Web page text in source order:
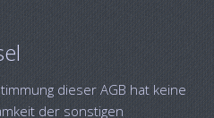
dieser AGB hat keine
der sonstigen